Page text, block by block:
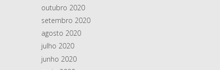
outubro 2020
setembro 2020
agosto 2020
julho 2020
junho 2020